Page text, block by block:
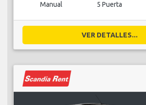
Manual 5 Puerta
VER DETALLES...